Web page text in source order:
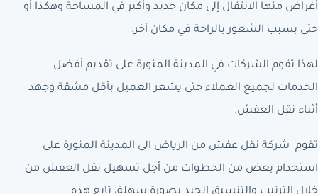
أغراض منها الانتقال إلى مكان جديد وأكبر في المساحة وهكذا أو
حتى بسبب الشعور بالراحة في مكان آخر.
لهذا تقوم الشركات في المدينة المنورة على تقديم أفضل
الخدمات لجميع العملاء حتى يشعر العميل بأقل مشقة وجهد
أثناء نقل العفش.
تقوم شركة نقل عفش من الرياض الى المدينة المنورة على
استخدام بعض من الخطوات من أجل تسهيل نقل العفش من
خلال الترتيب والتنسيق الجيد بصورة سهلة، تابع هذه